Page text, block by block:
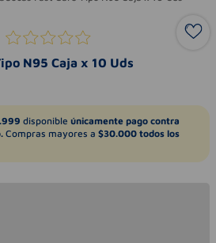
N95 Caja x 10 Uds
disponible únicamente pago contra
Compras mayores a $30.000 todos los